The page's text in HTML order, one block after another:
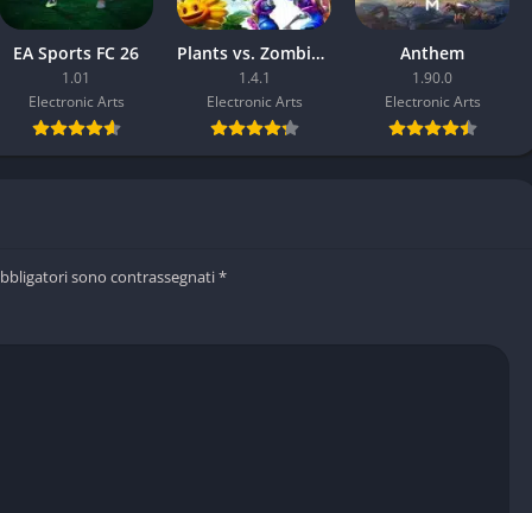
EA Sports FC 26
1.01
Electronic Arts
Plants vs. Zombies: Battle for Neighborville
1.4.1
Electronic Arts
Anthem
1.90.0
Electronic Arts
sono contrassegnati*